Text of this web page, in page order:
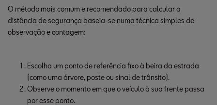
O método mais comum e recomendado para calcular a
distância de segurança baseia-se numa técnica simples de
observação e contagem:
Escolha um ponto de referência fixo à beira da estrada
(como uma árvore, poste ou sinal de trânsito).
Observe o momento em que o veículo à sua frente passa
por esse ponto.